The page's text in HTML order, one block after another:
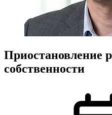
Приостановление
собственности